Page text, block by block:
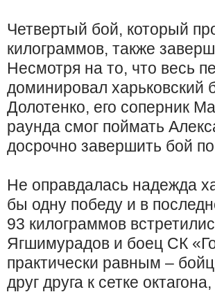
Четвертый бой, который
килограммов, также
Несмотря на то, что весь
доминировал
Долотенко, его соперник
раунда смог поймать
досрочно завершить бой
Не оправдалась надежда
бы одну победу и в
93 килограммов
Ягшимурадов и боец СК
практически равным –
друг друга к сетке